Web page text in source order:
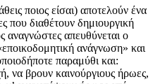
ποιος είσαι) αποτελούν ένα
που διαθέτουν δημιουργική
αναγνώστες απευθύνεται ο
ανάγνωση» και
παραμύθι και:
να βρουν καινούργιους ήρωες,